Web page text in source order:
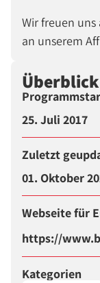
Wir freuen
an unserem
Überblick
25. Juli 2017
Zuletzt
01. Oktober
Webseite für
https://
Kategorien